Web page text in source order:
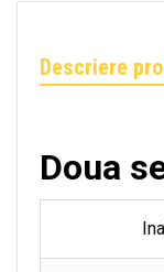
Descriere
Doua